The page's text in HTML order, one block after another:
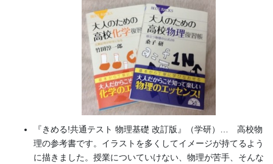
『きめる!共通テスト 物理基礎 改訂版』（学研）… 高校物
理の参考書です。イラストを多くしてイメージが持てるよう
に描きました。授業についていけない、物理が苦手、そんな